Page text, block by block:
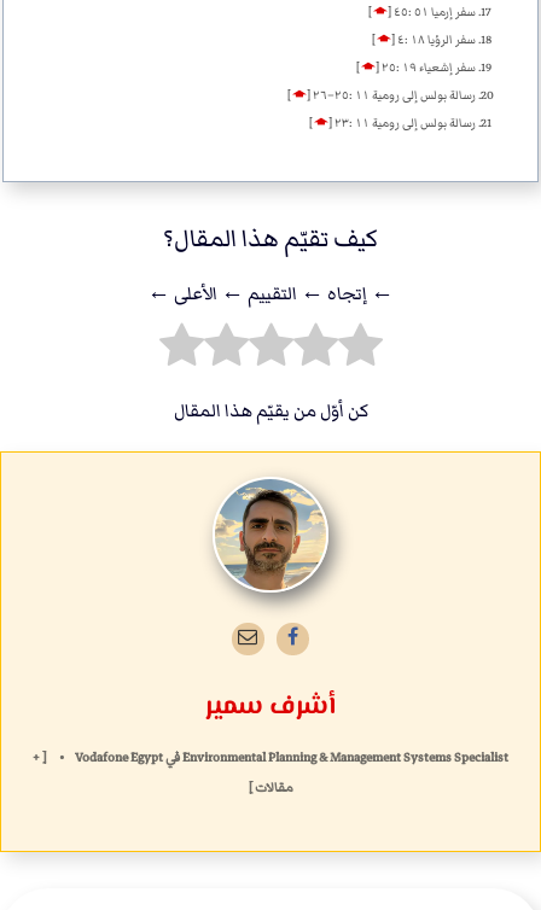
سفر إرميا ٥١ :٤٥
[
🡁
]
سفر الرؤيا ١٨ :٤
[
🡁
]
سفر إشعياء ١٩ :٢٥
[
🡁
]
رسالة بولس إلى رومية ١١ :٢٥–٢٦
[
🡁
]
رسالة بولس إلى رومية ١١ :٢٣
[
🡁
]
كيف تقيّم هذا المقال؟
← إتجاه ← التقييم ← اﻷعلى ←
كن أوّل من يقيّم هذا المقال
أشرف سمير
Environmental Planning & Management Systems SpecialistفيVodafone Egypt
•
[ +
مقالات ]